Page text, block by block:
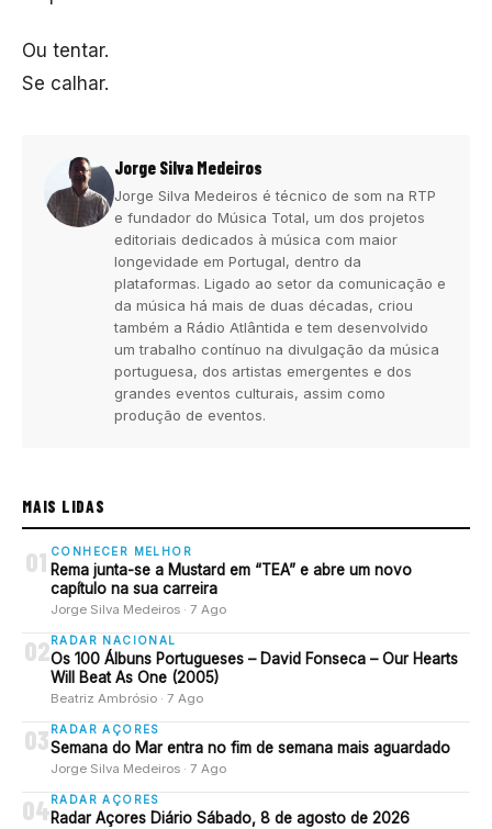
Ou tentar.
Se calhar.
Jorge Silva Medeiros
Jorge Silva Medeiros é técnico de som na RTP
e fundador do Música Total, um dos projetos
editoriais dedicados à música com maior
longevidade em Portugal, dentro da
plataformas. Ligado ao setor da comunicação e
da música há mais de duas décadas, criou
também a Rádio Atlântida e tem desenvolvido
um trabalho contínuo na divulgação da música
portuguesa, dos artistas emergentes e dos
grandes eventos culturais, assim como
produção de eventos.
MAIS LIDAS
01 CONHECER MELHOR
Rema junta-se a Mustard em “TEA” e abre um novo
capítulo na sua carreira
Jorge Silva Medeiros · 7 Ago
02 RADAR NACIONAL
Os 100 Álbuns Portugueses – David Fonseca – Our Hearts
Will Beat As One (2005)
Beatriz Ambrósio · 7 Ago
03 RADAR AÇORES
Semana do Mar entra no fim de semana mais aguardado
Jorge Silva Medeiros · 7 Ago
04 RADAR AÇORES
Radar Açores Diário Sábado, 8 de agosto de 2026